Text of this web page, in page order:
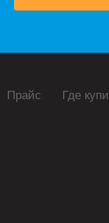
Прайс Где